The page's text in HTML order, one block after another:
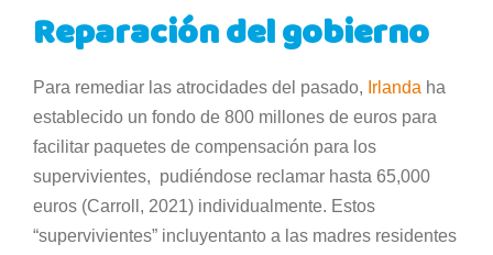
Reparación del gobierno
Para remediar las atrocidades del pasado, Irlanda ha
establecido un fondo de 800 millones de euros para
facilitar paquetes de compensación para los
supervivientes, pudiéndose reclamar hasta 65,000
euros (Carroll, 2021) individualmente. Estos
“supervivientes” incluyentanto a las madres residentes